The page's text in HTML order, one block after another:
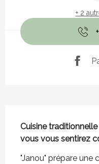
+ 2
Cuisine
vous vous sentirez
"Janou" prépare une